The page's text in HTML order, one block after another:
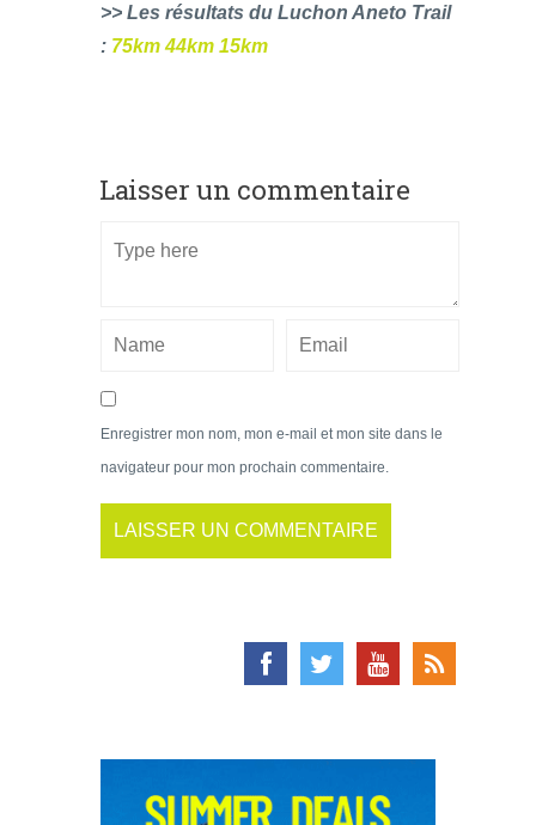
>> Les résultats du Luchon Aneto Trail
: 75km 44km 15km
Laisser un commentaire
Enregistrer mon nom, mon e-mail et mon site dans le
navigateur pour mon prochain commentaire.